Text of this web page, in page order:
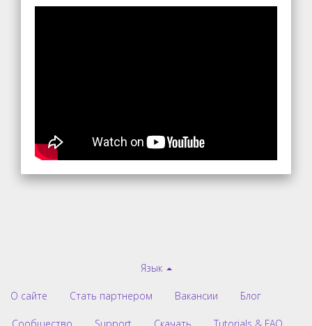
Язык
О сайте Стать партнером Вакансии Блог